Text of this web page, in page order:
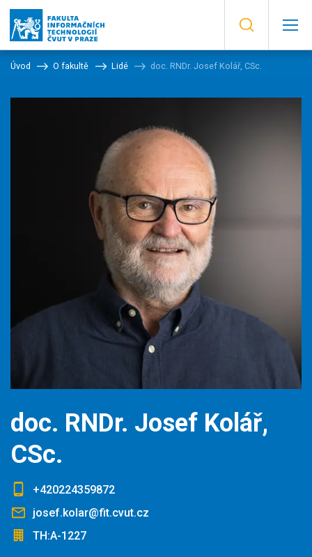
Úvod O fakultě Lidé doc. RNDr. Josef Kolář, CSc.
doc. RNDr. Josef Kolář,
CSc.
+420224359872
josef.kolar@fit.cvut.cz
TH:A-1227